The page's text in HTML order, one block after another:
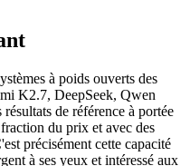
à poids ouverts des
K2.7, DeepSeek, Qwen
de référence à portée
du prix et avec des
précisément cette capacité
à ses yeux et intéressé aux